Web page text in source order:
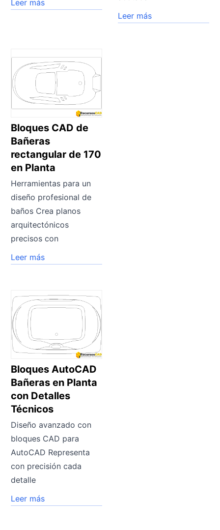
Leer más
Leer más
Bloques CAD de
Bañeras
rectangular de 170
en Planta
Herramientas para un
diseño profesional de
baños Crea planos
arquitectónicos
precisos con
Leer más
Bloques AutoCAD
Bañeras en Planta
con Detalles
Técnicos
Diseño avanzado con
bloques CAD para
AutoCAD Representa
con precisión cada
detalle
Leer más